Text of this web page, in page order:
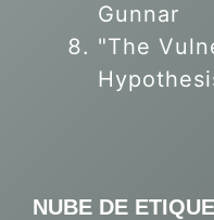
Gunnar
"The
NUBE DE